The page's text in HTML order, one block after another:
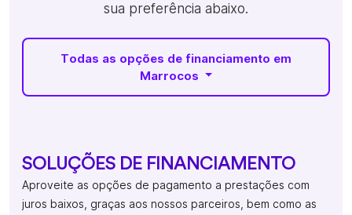
sua preferência abaixo.
Todas as opções de financiamento em
Marrocos
SOLUÇÕES DE FINANCIAMENTO
Aproveite as opções de pagamento a prestações com
juros baixos, graças aos nossos parceiros, bem como as